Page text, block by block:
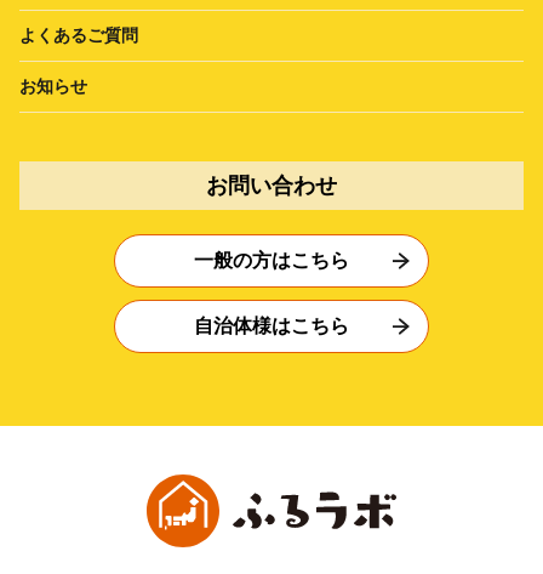
よくあるご質問
お知らせ
お問い合わせ
一般の方はこちら
自治体様はこちら